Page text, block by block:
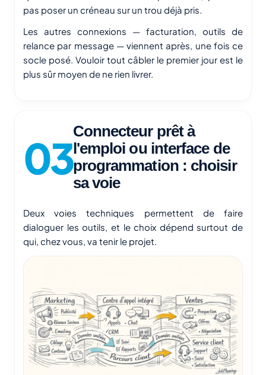
pas poser un créneau sur un trou déjà pris.
Les autres connexions — facturation, outils de
relance par message — viennent après, une fois ce
socle posé. Vouloir tout câbler le premier jour est le
plus sûr moyen de ne rien livrer.
Connecteur prêt à
l'emploi ou interface de
programmation : choisir
sa voie
Deux voies techniques permettent de faire
dialoguer les outils, et le choix dépend surtout de
qui, chez vous, va tenir le projet.